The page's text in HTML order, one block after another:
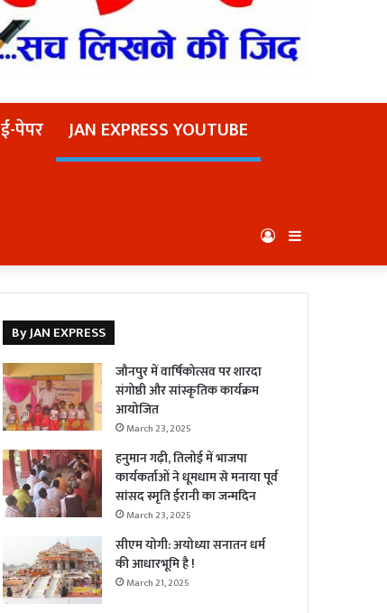
ई-पेपर
JAN EXPRESS YOUTUBE
Log
In
By JAN EXPRESS
जौनपुर में वार्षिकोत्सव पर शारदा
संगोष्ठी और सांस्कृतिक कार्यक्रम
आयोजित
March 23, 2025
हनुमान गढ़ी, तिलोई में भाजपा
कार्यकर्ताओं ने धूमधाम से मनाया पूर्व
सांसद स्मृति ईरानी का जन्मदिन
March 23, 2025
सीएम योगी: अयोध्या सनातन धर्म
की आधारभूमि है !
March 21, 2025